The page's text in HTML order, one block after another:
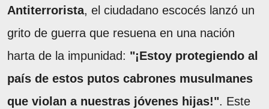
Antiterrorista, el ciudadano escocés lanzó un
grito de guerra que resuena en una nación
harta de la impunidad: "¡Estoy protegiendo al
país de estos putos cabrones musulmanes
que violan a nuestras jóvenes hijas!". Este